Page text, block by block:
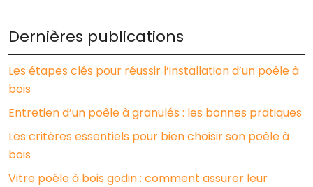
Dernières publications
Les étapes clés pour réussir l’installation d’un poêle à
bois
Entretien d’un poêle à granulés : les bonnes pratiques
Les critères essentiels pour bien choisir son poêle à
bois
Vitre poêle à bois godin : comment assurer leur